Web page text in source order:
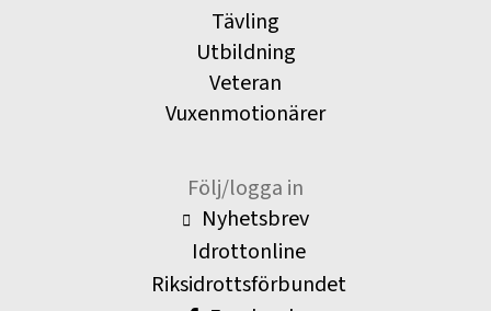
Tävling
Utbildning
Veteran
Vuxenmotionärer
Följ/logga in
Nyhetsbrev
Idrottonline
Riksidrottsförbundet